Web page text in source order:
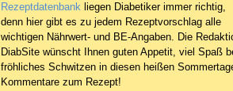
Rezeptdatenbank liegen Diabetiker immer richtig,
denn hier gibt es zu jedem Rezeptvorschlag alle
wichtigen Nährwert- und BE-Angaben. Die
DiabSite wünscht Ihnen guten Appetit, viel Spaß
fröhliches Schwitzen in diesen heißen
Kommentare zum Rezept!